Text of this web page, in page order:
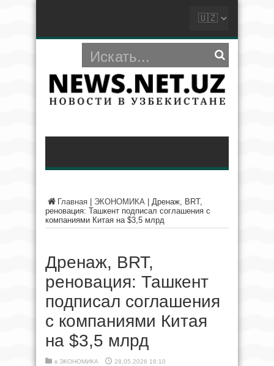
Главная ЭКОНОМИКА
Дренаж, BRT,
реновация: Ташкент подписал соглашения с
компаниями Китая на $3,5 млрд
Дренаж, BRT,
реновация: Ташкент
подписал соглашения
с компаниями Китая
на $3,5 млрд
в ЭКОНОМИКА 28.05.2026 16:10